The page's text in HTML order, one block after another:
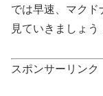
では早速、マクド
見ていきましょう
スポンサーリンク